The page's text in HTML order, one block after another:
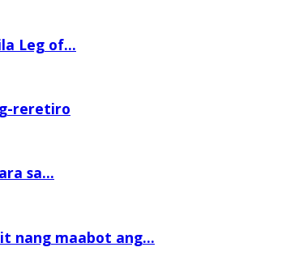
Leg of...
reretiro
sa...
nang maabot ang...